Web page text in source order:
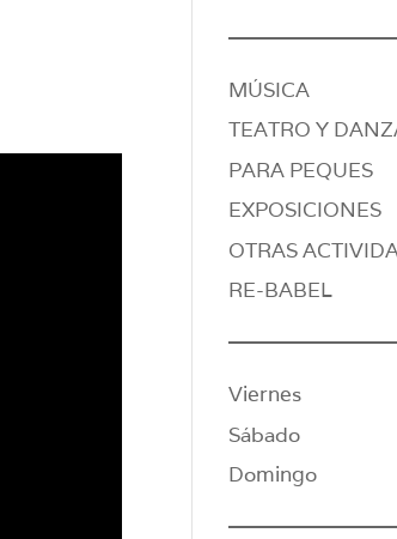
MÚSICA
TEATRO Y
PARA PEQUES
EXPOSICIONES
OTRAS
RE-BABEL
Viernes
Sábado
Domingo